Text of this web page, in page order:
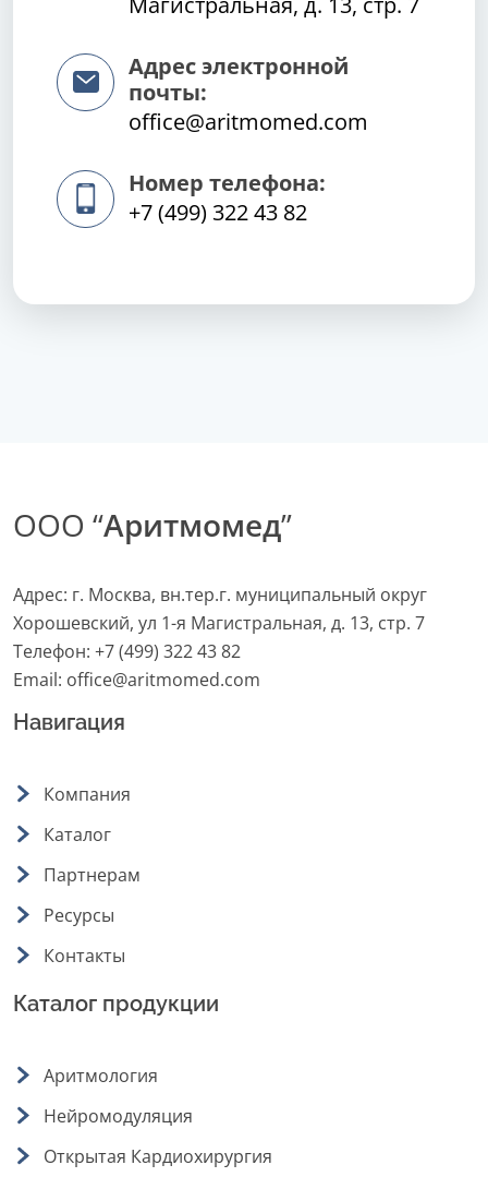
Адрес электронной
почты:
office@aritmomed.com
Номер телефона:
+7 (499) 322 43 82
ООО “Аритмомед”
Адрес: г. Москва, вн.тер.г. муниципальный округ
Хорошевский, ул 1-я Магистральная, д. 13, стр. 7
Телефон: +7 (499) 322 43 82
Email: office@aritmomed.com
Навигация
Компания
Каталог
Партнерам
Ресурсы
Контакты
Каталог продукции
Аритмология
Нейромодуляция
Открытая Кардиохирургия